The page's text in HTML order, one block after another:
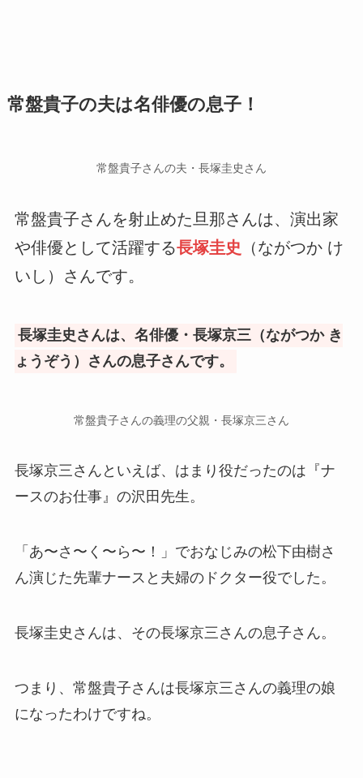
常盤貴子の夫は名俳優の息子！
常盤貴子さんの夫・長塚圭史さん
常盤貴子さんを射止めた旦那さんは、演出家
や俳優として活躍する長塚圭史 （ながつか け
いし）さんです。
長塚圭史さんは、名俳優・長塚京三（ながつか き
ょうぞう）さんの息子さんです。
常盤貴子さんの義理の父親・長塚京三さん
長塚京三さんといえば、はまり役だったのは『ナ
ースのお仕事』の沢田先生。
「あ〜さ〜く〜ら〜！」でおなじみの松下由樹さ
ん演じた先輩ナースと夫婦のドクター役でした。
長塚圭史さんは、その長塚京三さんの息子さん。
つまり、常盤貴子さんは長塚京三さんの義理の娘
になったわけですね。